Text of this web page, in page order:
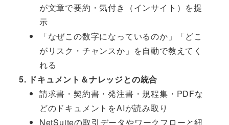
が文章で要約・気付き（インサイト）を提
示
「なぜこの数字になっているのか」「どこ
がリスク・チャンスか」を自動で教えてく
れる
5. ドキュメント＆ナレッジとの統合
請求書・契約書・発注書・規程集・PDFな
どのドキュメントをAIが読み取り
NetSuiteの取引データやワークフローと紐